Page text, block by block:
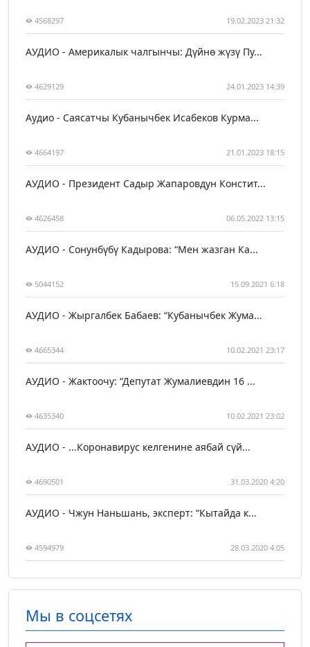
4568297 19.02.2023 21:32
АУДИО - Америкалык чалгынчы: Дүйнө жүзү Пу...
4629129 24.01.2023 14:39
Аудио - Саясатчы Кубанычбек Исабеков Курма...
4664197 21.01.2023 18:15
АУДИО - Президент Садыр Жапаровдун Констит...
4626458 06.05.2022 13:15
АУДИО - Сонунбүбү Кадырова: “Мен жазган Ка...
5044152 15.09.2021 6:18
АУДИО - Жыргалбек Бабаев: “Кубанычбек Жума...
4665344 10.02.2021 23:17
АУДИО - Жактоочу: “Депутат Жумалиевдин 16 ...
4635340 10.02.2021 23:02
АУДИО - ...Коронавирус келгенине аябай сүй...
4690501 31.03.2020 4:20
АУДИО - Чжун Наньшань, эксперт: “Кытайда к...
4594979 28.03.2020 4:05
Мы в соцсетях